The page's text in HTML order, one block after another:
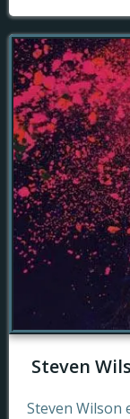
Steven
Steven Wilson